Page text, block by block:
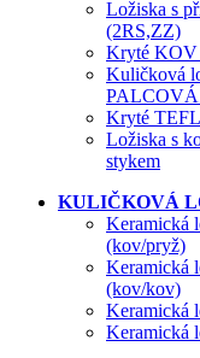
Ložiska s
(2RS,ZZ)
Kryté KOV
Kuličková
PALCOVÁ
Kryté
Ložiska s
stykem
KULIČKOVÁ
Keramická
(kov/pryž)
Keramická
(kov/kov)
Keramická
Keramická